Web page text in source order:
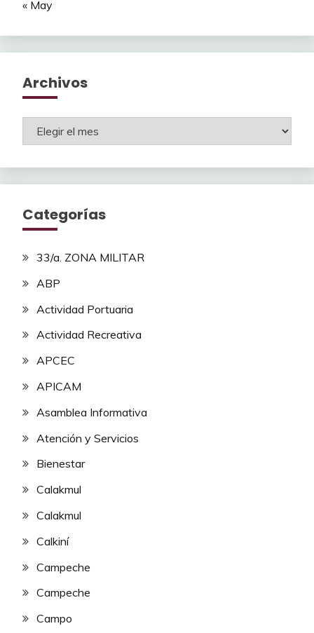
« May
Archivos
Archivos
Categorías
33/a. ZONA MILITAR
ABP
Actividad Portuaria
Actividad Recreativa
APCEC
APICAM
Asamblea Informativa
Atención y Servicios
Bienestar
Calakmul
Calakmul
Calkiní
Campeche
Campeche
Campo